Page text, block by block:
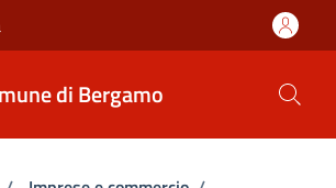
di Bergamo